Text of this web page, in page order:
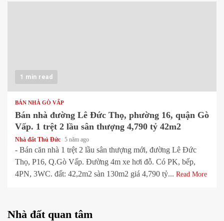
1 min read
BÁN NHÀ GÒ VẤP
Bán nhà đường Lê Đức Thọ, phường 16, quận Gò
Vấp. 1 trệt 2 lầu sân thượng 4,790 tỷ 42m2
Nhà đất Thủ Đức 5 năm ago
- Bán căn nhà 1 trệt 2 lầu sân thượng mới, đường Lê Đức
Thọ, P16, Q.Gò Vấp. Đường 4m xe hơi đỗ. Có PK, bếp,
4PN, 3WC. đất: 42,2m2 sàn 130m2 giá 4,790 tỷ... Read More
Nhà đất quan tâm